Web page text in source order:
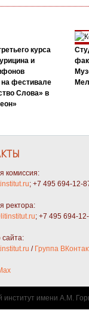
курса
и
фестивале
Слова» в
комиссия:
; +7 495 694-12-
ректора:
; +7 495 694-
сайта:
/ Группа
имени А.М.